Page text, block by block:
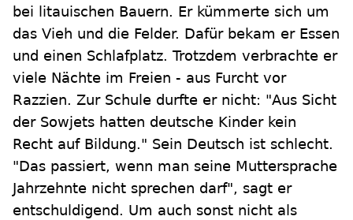
bei litauischen Bauern. Er kümmerte sich um
das Vieh und die Felder. Dafür bekam er Essen
und einen Schlafplatz. Trotzdem verbrachte er
viele Nächte im Freien - aus Furcht vor
Razzien. Zur Schule durfte er nicht: "Aus Sicht
der Sowjets hatten deutsche Kinder kein
Recht auf Bildung." Sein Deutsch ist schlecht.
"Das passiert, wenn man seine Muttersprache
Jahrzehnte nicht sprechen darf", sagt er
entschuldigend. Um auch sonst nicht als